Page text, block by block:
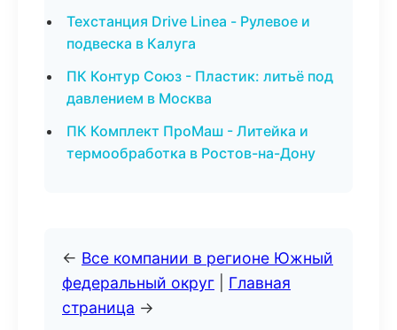
Техстанция Drive Linea - Рулевое и
подвеска в Калуга
ПК Контур Союз - Пластик: литьё под
давлением в Москва
ПК Комплект ПроМаш - Литейка и
термообработка в Ростов-на-Дону
← Все компании в регионе Южный
федеральный округ
Главная
страница →